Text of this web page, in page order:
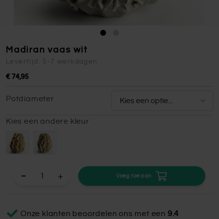
Madiran vaas wit
Levertijd: 5-7 werkdagen
€ 74,95
Potdiameter
Kies een andere kleur
+ Voeg toe aan
Onze klanten beoordelen ons met een 9.4